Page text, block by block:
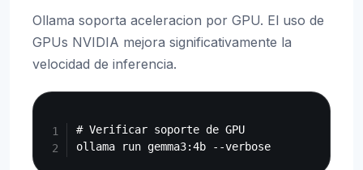
Ollama soporta aceleracion por GPU. El uso de
GPUs NVIDIA mejora significativamente la
velocidad de inferencia.
# Verificar soporte de GPU